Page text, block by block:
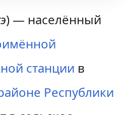
) — населённый
станции в
Республики